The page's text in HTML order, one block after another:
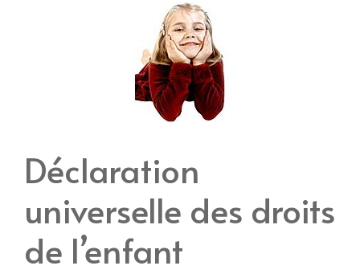
Déclaration
universelle des droits
de l’enfant